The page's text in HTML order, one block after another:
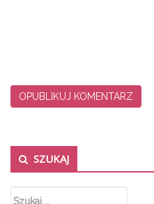
Secondary Sidebar
SZUKAJ
Szukaj: